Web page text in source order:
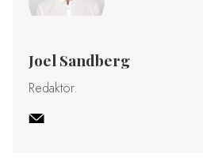
Joel Sandberg
Redaktör.